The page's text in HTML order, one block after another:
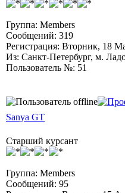
Группа: Members
Сообщений: 319
Регистрация: Вторник, 18
Из: Санкт-Петербург, м.
Пользователь №: 51
Sanya GT
Старший курсант
Группа: Members
Сообщений: 95